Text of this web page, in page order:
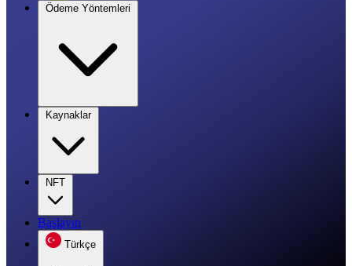
Ödeme Yöntemleri
Kaynaklar
NFT
Başlayın
Türkçe